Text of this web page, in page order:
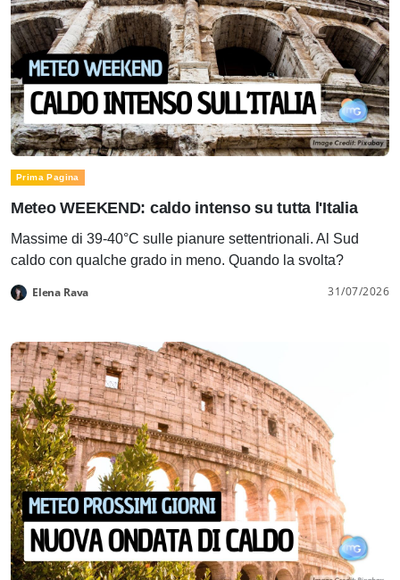
Prima Pagina
Meteo WEEKEND: caldo intenso su tutta l'Italia
Massime di 39-40°C sulle pianure settentrionali. Al Sud
caldo con qualche grado in meno. Quando la svolta?
Elena Rava 31/07/2026